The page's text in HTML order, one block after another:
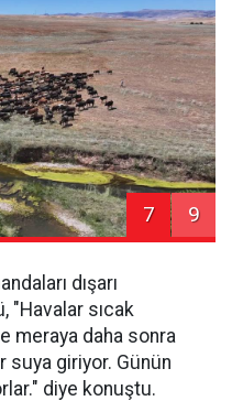
7 9
dışarı
"Havalar sıcak
meraya daha sonra
giriyor. Günün
diye konuştu.